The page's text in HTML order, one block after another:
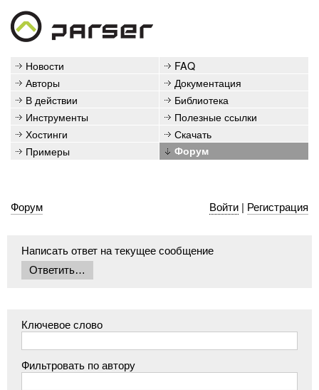
Новости
FAQ
Авторы
Документация
В действии
Библиотека
Инструменты
Полезные ссылки
Хостинги
Скачать
Примеры
Форум
Форум Войти| Регистрация
Написать ответ на текущее сообщение
Ключевое слово
Фильтровать по автору